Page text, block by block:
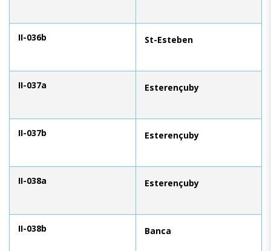
II-036b St-Esteben
II-037a Esterençuby
II-037b Esterençuby
II-038a Esterençuby
II-038b Banca